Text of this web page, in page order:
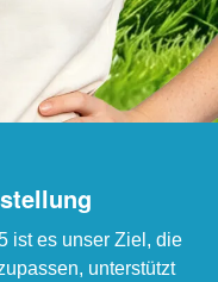
ist es unser Ziel, die
unterstützt